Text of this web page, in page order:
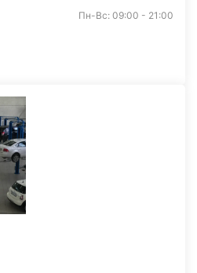
Пн-Вс: 09:00 - 21:00